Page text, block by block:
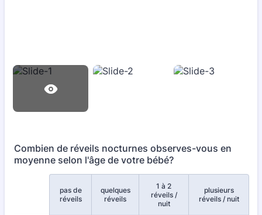
Combien de réveils nocturnes observes-vous en
moyenne selon l'âge de votre bébé?
pas de
réveils
quelques
réveils
1 à 2
réveils /
nuit
plusieurs
réveils / nuit